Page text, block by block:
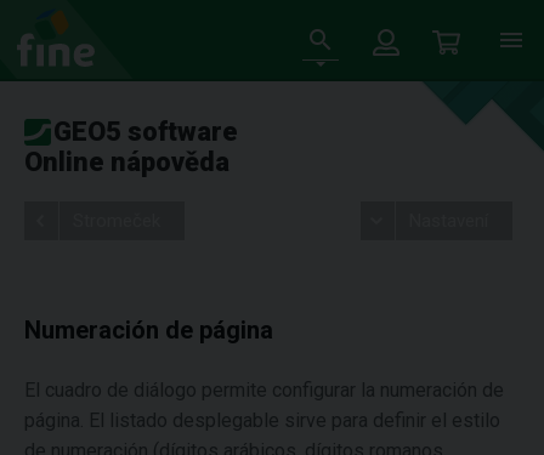
GEO5 software
Online nápověda
Numeración de página
El cuadro de diálogo permite configurar la numeración de
página. El listado desplegable sirve para definir el estilo